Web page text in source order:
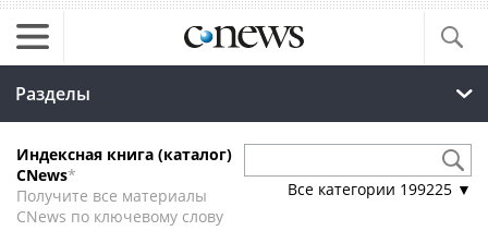
Разделы
Индексная книга (каталог)
CNews*
Получите все материалы
CNews по ключевому слову
Все категории 199225 ▼